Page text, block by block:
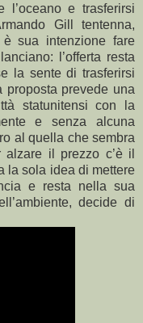
l’oceano e trasferirsi
Gill tentenna,
sua intenzione fare
l’offerta resta
la sente di trasferirsi
proposta prevede una
statunitensi con la
e senza alcuna
al quella che sembra
alzare il prezzo c’è il
la sola idea di mettere
e resta nella sua
decide di